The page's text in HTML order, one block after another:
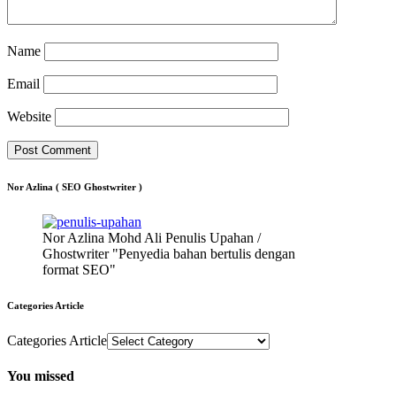
Name
Email
Website
Nor Azlina ( SEO Ghostwriter )
Nor Azlina Mohd Ali Penulis Upahan /
Ghostwriter "Penyedia bahan bertulis dengan
format SEO"
Categories Article
Categories Article
You missed